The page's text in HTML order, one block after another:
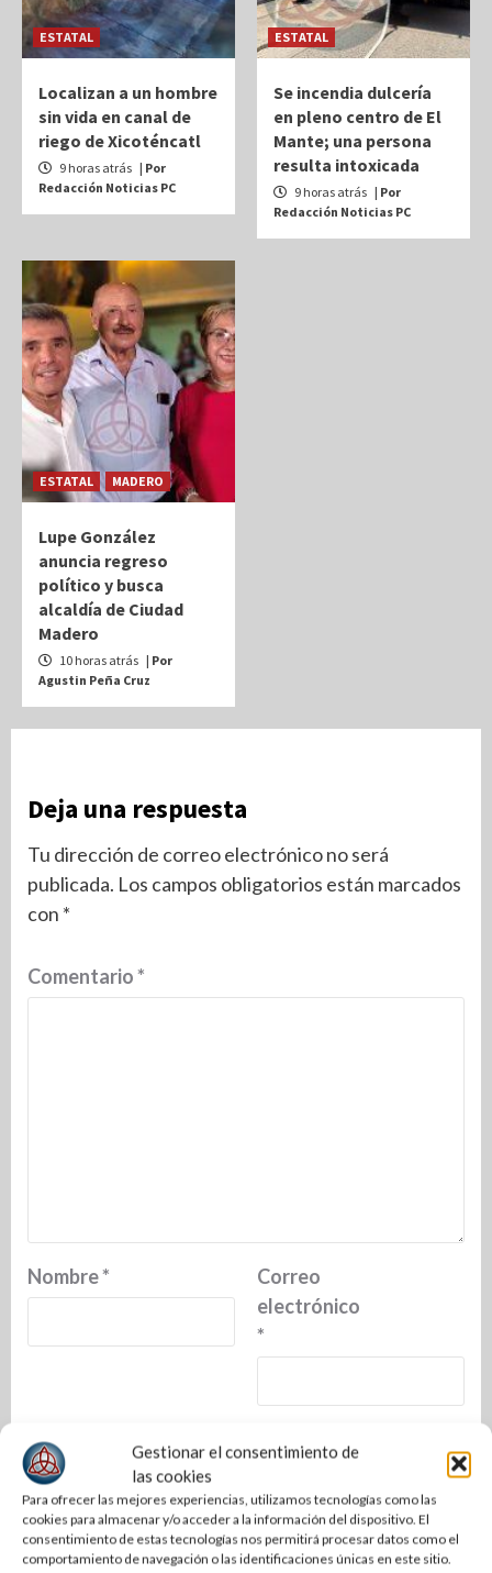
Gestionar el consentimiento de
las cookies
Para ofrecer las mejores experiencias, utilizamos tecnologías como las
cookies para almacenar y/o acceder a la información del dispositivo. El
consentimiento de estas tecnologías nos permitirá procesar datos como el
comportamiento de navegación o las identificaciones únicas en este sitio.
ESTATAL
Localizan a un hombre
sin vida en canal de
riego de Xicoténcatl
9 horas atrás | Por
Redacción Noticias PC
ESTATAL
Se incendia dulcería
en pleno centro de El
Mante; una persona
resulta intoxicada
9 horas atrás | Por
Redacción Noticias PC
ESTATAL MADERO
Lupe González
anuncia regreso
político y busca
alcaldía de Ciudad
Madero
10 horas atrás | Por
Agustin Peña Cruz
Deja una respuesta
Tu dirección de correo electrónico no será
publicada. Los campos obligatorios están marcados
con *
Comentario*
Nombre*
Correo
electrónico
*